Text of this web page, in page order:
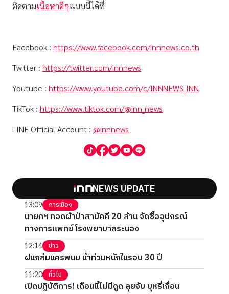
ติดตามเนื้อหาดีๆแบบนี้ได้ที่
Facebook : https://www.facebook.com/innnews.co.th
Twitter : https://twitter.com/innnews
Youtube : https://www.youtube.com/c/INNNEWS_INN
TikTok : https://www.tiktok.com/@inn_news
LINE Official Account : @innnews
NEWS UPDATE
13:09 การเมือง
นายกฯ ทอดผ้าป่าสามัคคี 20 ล้าน จัดซื้ออุปกรณ์
ทางการแพทย์โรงพยาบาลระนอง
12:14 ข่าว
ฝนถล่มนครพนม น้ำท่วมหนักในรอบ 30 ปี
11:20 ทั่วไป
เปิดปฏิบัติการ! เดือนนี้ไม่มีดูด ลุยจับ บุหรี่เถื่อน